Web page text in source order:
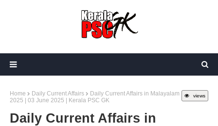
views
Home Daily Current Affairs
Daily Current Affairs in Malayalam
2025 | 03 June 2025 | Kerala PSC GK
Daily Current Affairs in